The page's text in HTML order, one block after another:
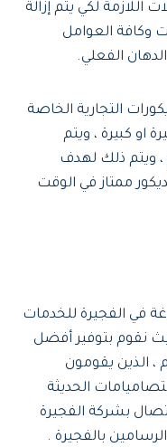
اللازمة لكي يتم إزالة
وكافة العوامل
الفعلي.
التجارية الخاصة
كبيرة ، ويتم
، ويتم ذلك لهدف
ممتاز في الوقت
في الفجيرة للخدمات
نقوم بتوفير أفضل
، الذين يقومون
الحديثة
بشركة الفجيرة
بالفجيرة .